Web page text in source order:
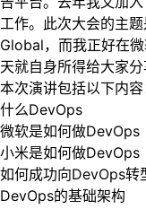
工作。此次大会的主题
Global，而我正好在
天就自身所得给大家分
本次演讲包括以下内容
什么DevOps
微软是如何做DevOps
小米是如何做DevOps
如何成功向DevOps转
DevOps的基础架构